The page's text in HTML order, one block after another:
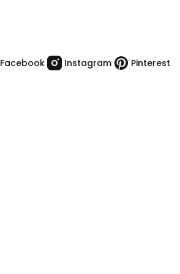
Facebook Instagram Pinterest